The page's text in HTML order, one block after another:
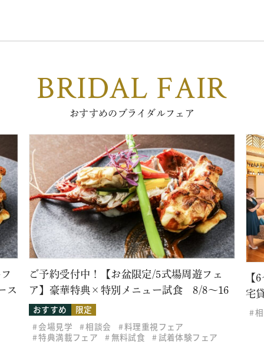
BRIDAL FAIR
おすすめのブライダルフェア
ス
ご予約受付中！【お盆限定/5式場周遊フェ
ア】豪華特典×特別メニュー試食 8/8～16
おすすめ
限定
会場見学
相談会
料理重視フェア
特典満載フェア
無料試食 試着体験フェア
【
宅